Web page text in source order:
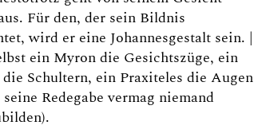
Für den, der sein Bildnis
wird er eine Johannesgestalt sein. |
ein Myron die Gesichtszüge, ein
Schultern, ein Praxiteles die Augen
Redegabe vermag niemand